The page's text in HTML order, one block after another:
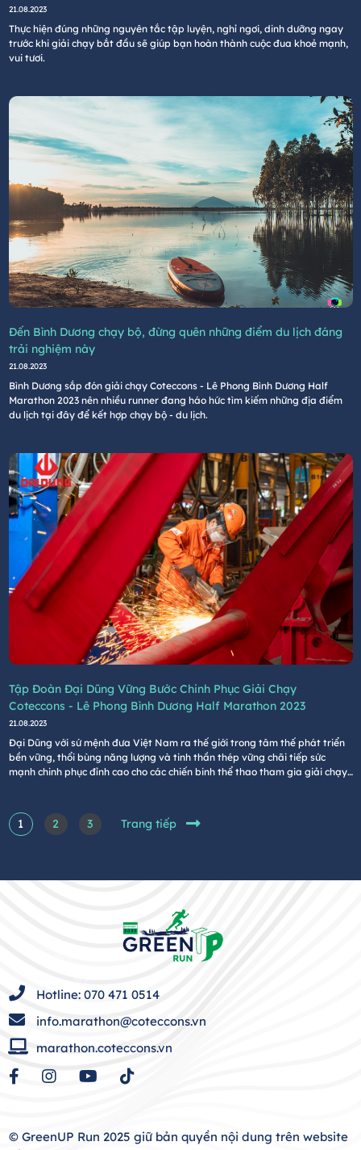
21.08.2023
Thực hiện đúng những nguyên tắc tập luyện, nghỉ ngơi, dinh dưỡng ngay
trước khi giải chạy bắt đầu sẽ giúp bạn hoàn thành cuộc đua khoẻ mạnh,
vui tươi.
Đến Bình Dương chạy bộ, đừng quên những điểm du lịch đáng
trải nghiệm này
21.08.2023
Bình Dương sắp đón giải chạy Coteccons - Lê Phong Bình Dương Half
Marathon 2023 nên nhiều runner đang háo hức tìm kiếm những địa điểm
du lịch tại đây để kết hợp chạy bộ - du lịch.
Tập Đoàn Đại Dũng Vững Bước Chinh Phục Giải Chạy
Coteccons - Lê Phong Bình Dương Half Marathon 2023
21.08.2023
Đại Dũng với sứ mệnh đưa Việt Nam ra thế giới trong tâm thế phát triển
bền vững, thổi bùng năng lượng và tinh thần thép vững chãi tiếp sức
mạnh chinh phục đỉnh cao cho các chiến binh thể thao tham gia giải chạy
1 2 3 Trang tiếp
Hotline: 070 471 0514
info.marathon@coteccons.vn
marathon.coteccons.vn
© GreenUP Run 2025 giữ bản quyền nội dung trên website